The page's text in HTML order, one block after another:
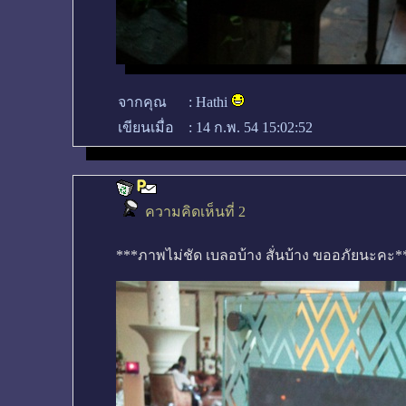
จากคุณ : Hathi
เขียนเมื่อ
: 14 ก.พ. 54 15:02:52
ความคิดเห็นที่ 2
***ภาพไม่ชัด เบลอบ้าง สั่นบ้าง ขออภัยนะคะ